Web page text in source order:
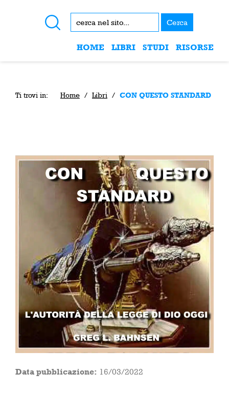
Cerca
HOME LIBRI STUDI RISORSE
Ti trovi in: Home / Libri / CON QUESTO STANDARD
Data pubblicazione: 16/03/2022